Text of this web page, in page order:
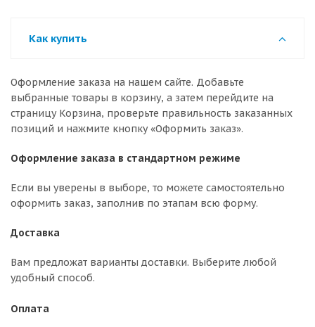
Как купить
Оформление заказа на нашем сайте. Добавьте
выбранные товары в корзину, а затем перейдите на
страницу Корзина, проверьте правильность заказанных
позиций и нажмите кнопку «Оформить заказ».
Оформление заказа в стандартном режиме
Если вы уверены в выборе, то можете самостоятельно
оформить заказ, заполнив по этапам всю форму.
Доставка
Вам предложат варианты доставки. Выберите любой
удобный способ.
Оплата